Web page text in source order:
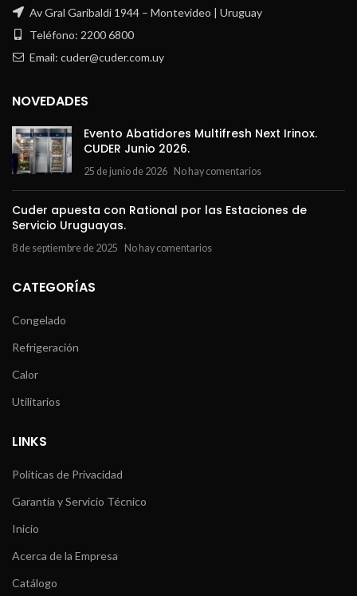
Av Gral Garibaldi 1944 – Montevideo | Uruguay
Teléfono: 2200 6800
Email: cuder@cuder.com.uy
NOVEDADES
Evento Abatidores Multifresh Next Irinox.
CUDER Junio 2026.
25 de junio de 2026 No hay comentarios
Cuder apuesta con Rational por las Estaciones de
Servicio Uruguayas.
8 de septiembre de 2025 No hay comentarios
CATEGORÍAS
Congelado
Refrigeración
Calor
Utilitarios
LINKS
Políticas de Privacidad
Garantía y Servicio Técnico
Inicio
Acerca de la Empresa
Catálogo